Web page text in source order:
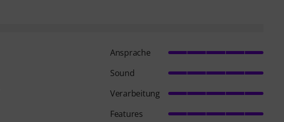
Ansprache
Sound
Verarbeitung
Features